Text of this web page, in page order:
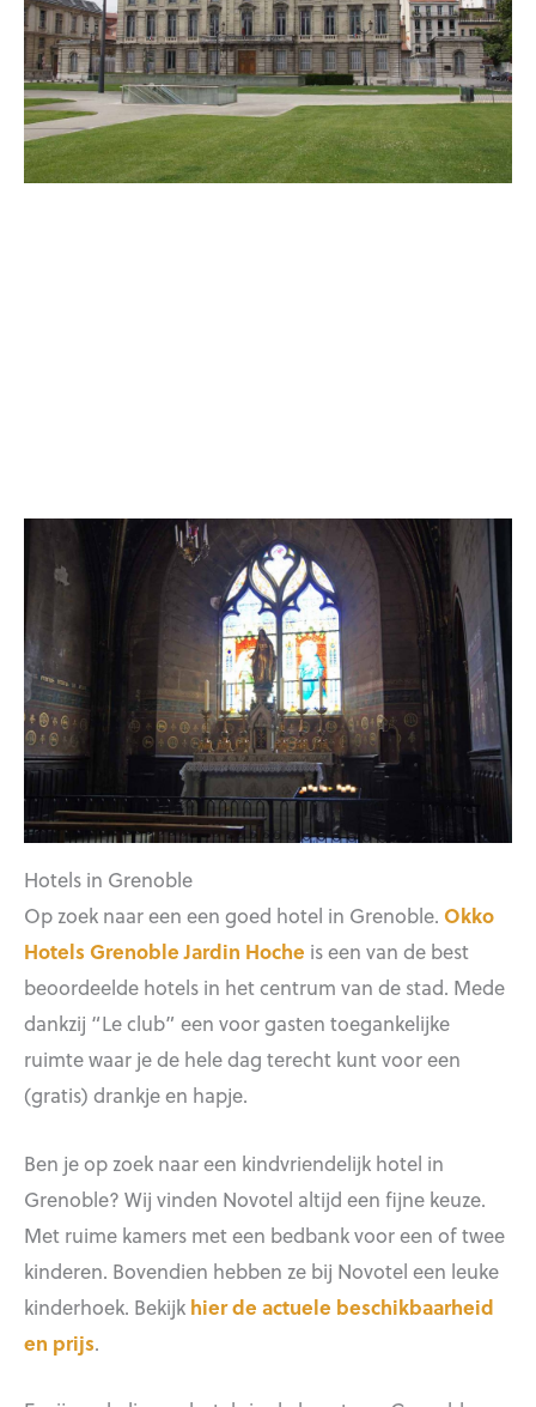
Hotels in Grenoble
Op zoek naar een een goed hotel in Grenoble. Okko
Hotels Grenoble Jardin Hoche is een van de best
beoordeelde hotels in het centrum van de stad. Mede
dankzij “Le club” een voor gasten toegankelijke
ruimte waar je de hele dag terecht kunt voor een
(gratis) drankje en hapje.
Ben je op zoek naar een kindvriendelijk hotel in
Grenoble? Wij vinden Novotel altijd een fijne keuze.
Met ruime kamers met een bedbank voor een of twee
kinderen. Bovendien hebben ze bij Novotel een leuke
kinderhoek. Bekijk hier de actuele beschikbaarheid
en prijs.